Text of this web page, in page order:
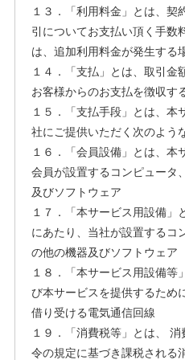
１３．「利用料金」とは、契
引についてお支払い頂く手数
は、追加利用料金が発生する
１４．「支払」とは、取引金
お客様からのお支払を徴収す
１５．「支払手段」とは、本
社にご提供いただく次のよう
１６．「会員設備」とは、本
会員が設置するコンピュータ
及びソフトウェア
１７．「本サービス用設備」
にあたり、当社が設置するコ
の他の機器及びソフトウェア
１８．「本サービス用設備等
び本サービスを提供するため
借り受ける電気通信回線
１９．「消費税等」とは、
令の規定に基づき課税される